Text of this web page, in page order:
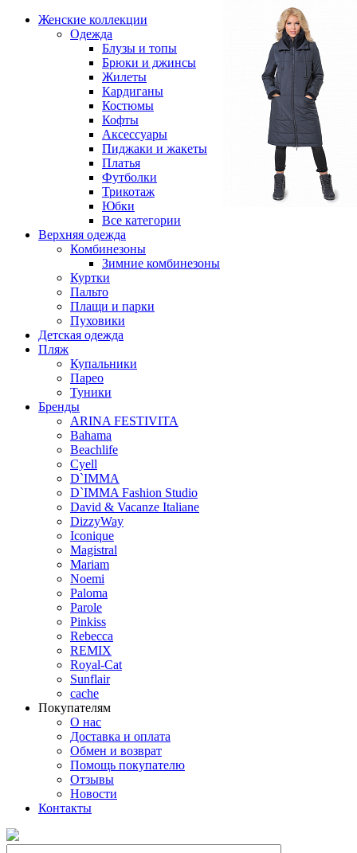
Женские коллекции
Одежда
Блузы и топы
Брюки и джинсы
Жилеты
Кардиганы
Костюмы
Кофты
Аксессуары
Пиджаки и жакеты
Платья
Футболки
Трикотаж
Юбки
Все категории
Верхняя одежда
Комбинезоны
Зимние комбинезоны
Куртки
Пальто
Плащи и парки
Пуховики
Детская одежда
Пляж
Купальники
Парео
Туники
Бренды
ARINA FESTIVITA
Bahama
Beachlife
Cyell
D`IMMA
D`IMMA Fashion Studio
David & Vacanze Italiane
DizzyWay
Iconique
Magistral
Mariam
Noemi
Paloma
Parole
Pinkiss
Rebecca
REMIX
Royal-Cat
Sunflair
cache
Покупателям
О нас
Доставка и оплата
Обмен и возврат
Помощь покупателю
Отзывы
Новости
Контакты